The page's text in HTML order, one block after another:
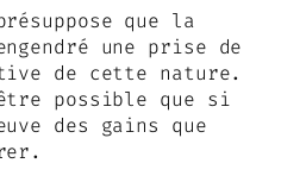
que la
une prise de
de cette nature.
possible que si
des gains que